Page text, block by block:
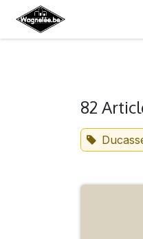
SE RENDRE AU CONTENU
82